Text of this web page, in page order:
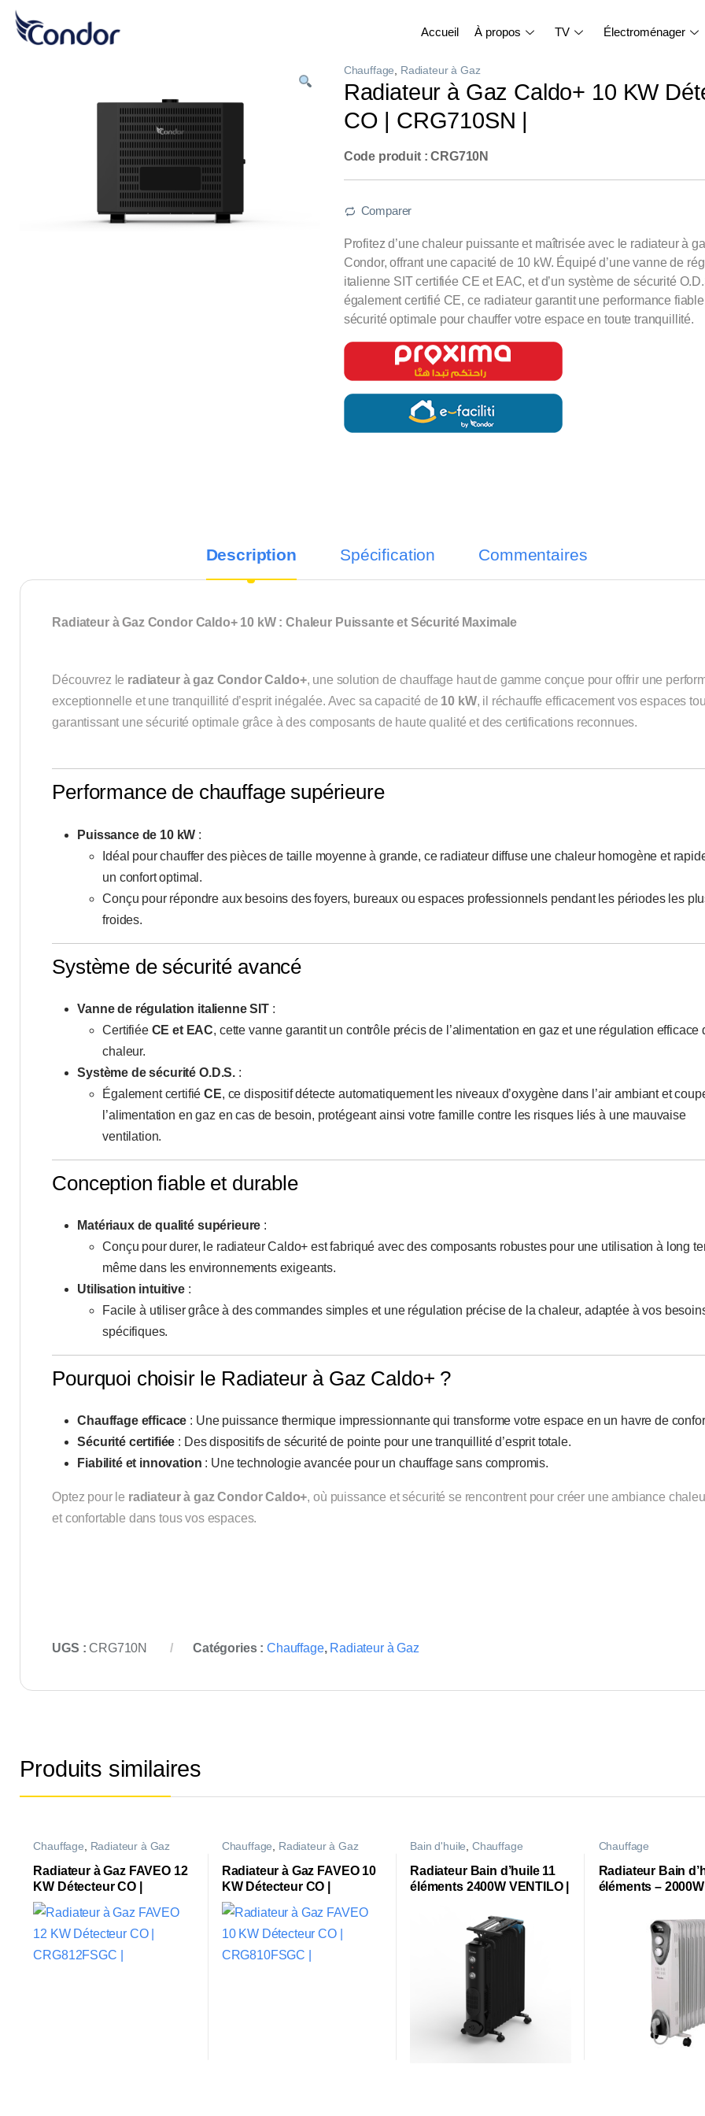
Accueil À propos TV Électroménager
Chauffage, Radiateur à Gaz
Radiateur à Gaz Caldo+ 10 KW
CO | CRG710SN |
Code produit : CRG710N
Comparer
Profitez d’une chaleur puissante et maîtrisée avec le radiateur à
Condor, offrant une capacité de 10 kW. Équipé d’une vanne de
italienne SIT certifiée CE et EAC, et d’un système de sécurité
également certifié CE, ce radiateur garantit une performance
sécurité optimale pour chauffer votre espace en toute tranquillité.
Description Spécification Commentaires
Radiateur à Gaz Condor Caldo+ 10 kW : Chaleur Puissante et Sécurité Maximale
Découvrez le radiateur à gaz Condor Caldo+, une solution de chauffage haut de gamme conçue pour offrir une
exceptionnelle et une tranquillité d’esprit inégalée. Avec sa capacité de 10 kW, il réchauffe efficacement vos espaces
garantissant une sécurité optimale grâce à des composants de haute qualité et des certifications reconnues.
Performance de chauffage supérieure
Puissance de 10 kW :
Idéal pour chauffer des pièces de taille moyenne à grande, ce radiateur diffuse une chaleur homogène et
un confort optimal.
Conçu pour répondre aux besoins des foyers, bureaux ou espaces professionnels pendant les périodes les
froides.
Système de sécurité avancé
Vanne de régulation italienne SIT:
Certifiée CE et EAC, cette vanne garantit un contrôle précis de l’alimentation en gaz et une régulation efficace
chaleur.
Système de sécurité O.D.S. :
Également certifiéCE, ce dispositif détecte automatiquement les niveaux d’oxygène dans l’air ambiant et
l’alimentation en gaz en cas de besoin, protégeant ainsi votre famille contre les risques liés à une mauvaise
ventilation.
Conception fiable et durable
Matériaux de qualité supérieure :
Conçu pour durer, le radiateur Caldo+ est fabriqué avec des composants robustes pour une utilisation à long
même dans les environnements exigeants.
Utilisation intuitive:
Facile à utiliser grâce à des commandes simples et une régulation précise de la chaleur, adaptée à vos
spécifiques.
Pourquoi choisir le Radiateur à Gaz Caldo+ ?
Chauffage efficace : Une puissance thermique impressionnante qui transforme votre espace en un havre de
Sécurité certifiée : Des dispositifs de sécurité de pointe pour une tranquillité d’esprit totale.
Fiabilité et innovation : Une technologie avancée pour un chauffage sans compromis.
Optez pour le radiateur à gaz Condor Caldo+, où puissance et sécurité se rencontrent pour créer une ambiance
et confortable dans tous vos espaces.
UGS :CRG710N Catégories : Chauffage, Radiateur à Gaz
Produits similaires
Chauffage Radiateur à Gaz
Radiateur à Gaz FAVEO 12
KW Détecteur CO |
CRG812FSGC |
Chauffage Radiateur à Gaz
Radiateur à Gaz FAVEO 10
KW Détecteur CO |
CRG810FSGC |
Bain d'huile Chauffage
Radiateur Bain d’huile 11
éléments 2400W VENTILO |
Chauffage
Radiateur Bain
éléments –